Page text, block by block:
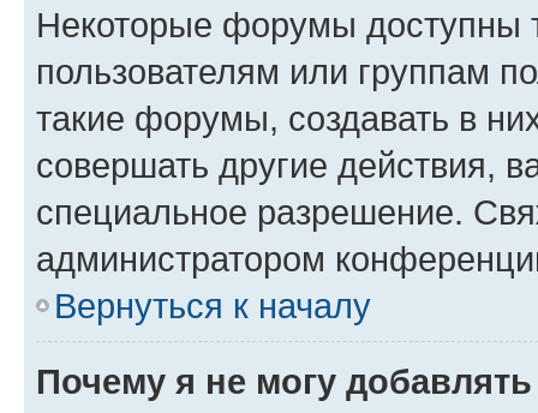
Некоторые форумы доступны
пользователям или группам
такие форумы, создавать в
совершать другие действия,
специальное разрешение.
администратором
Вернуться к началу
Почему я не могу